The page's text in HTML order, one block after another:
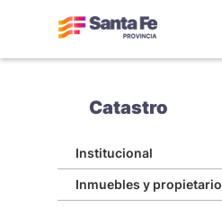
Catastro
Institucional
Inmuebles y